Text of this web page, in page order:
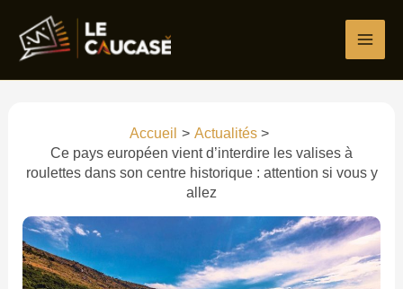
contenu
Accueil
Actualités
Ce pays européen vient d’interdire les valises à
roulettes dans son centre historique : attention si vous y
allez
ici…
mail*